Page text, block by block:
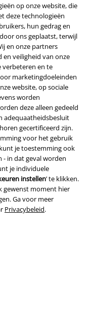
op onze website, die
deze technologieën
hun gedrag en
ons geplaatst, terwijl
en onze partners
veiligheid van onze
verbeteren en te
marketingdoeleinden
website, op sociale
worden
deze alleen gedeeld
adequaatheidsbesluit
gecertificeerd zijn.
voor het gebruik
je toestemming ook
- in dat geval worden
je individuele
instellen’ te klikken.
gewenst moment hier
Ga voor meer
Privacybeleid.